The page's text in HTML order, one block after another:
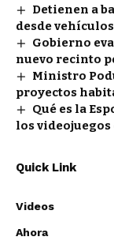
Detienen a
desde
Gobierno
nuevo recinto
Ministro
proyectos
Qué es la
los videojuegos
Quick Link
Videos
Ahora